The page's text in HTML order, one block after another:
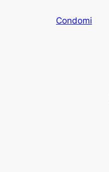
Condomi